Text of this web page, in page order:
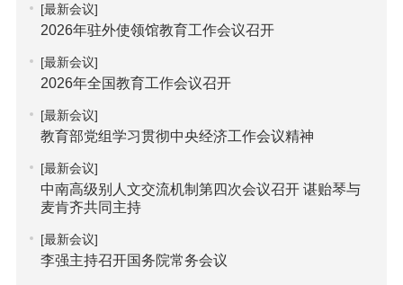
[最新会议]
2026年驻外使领馆教育工作会议召开
[最新会议]
2026年全国教育工作会议召开
[最新会议]
教育部党组学习贯彻中央经济工作会议精神
[最新会议]
中南高级别人文交流机制第四次会议召开 谌贻琴与
麦肯齐共同主持
[最新会议]
李强主持召开国务院常务会议